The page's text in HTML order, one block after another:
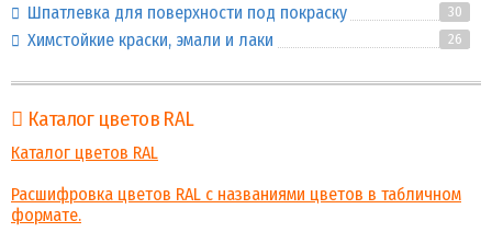
Шпатлевка для поверхности под покраску 30
Химстойкие краски, эмали и лаки 26
Каталог цветов RAL
Каталог цветов RAL
Расшифровка цветов RAL с названиями цветов в табличном
формате.